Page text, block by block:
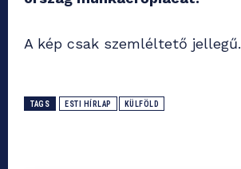
A kép csak szemléltető jellegű.
TAGS ESTI HÍRLAP KÜLFÖLD